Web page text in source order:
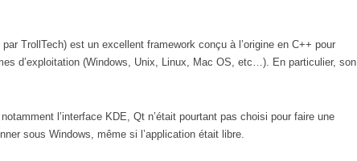
TrollTech) est un excellent framework conçu à l’origine en C++ pour
d’exploitation (Windows, Unix, Linux, Mac OS, etc…). En particulier, son
l’interface KDE, Qt n’était pourtant pas choisi pour faire une
sous Windows, même si l’application était libre.